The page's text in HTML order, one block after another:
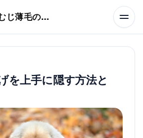
モテる髪型術！つむじ薄毛の隠し方
を上手に隠す方法と